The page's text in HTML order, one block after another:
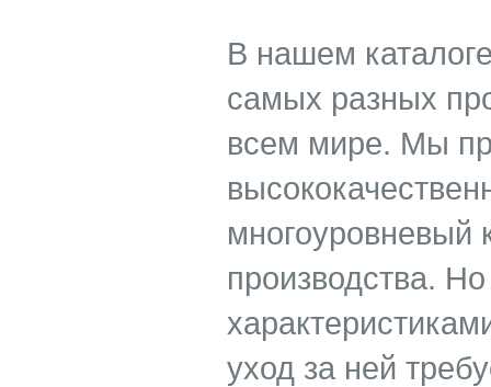
В нашем
самых разных
всем мире. Мы
многоуровневый
производства.
уход за ней